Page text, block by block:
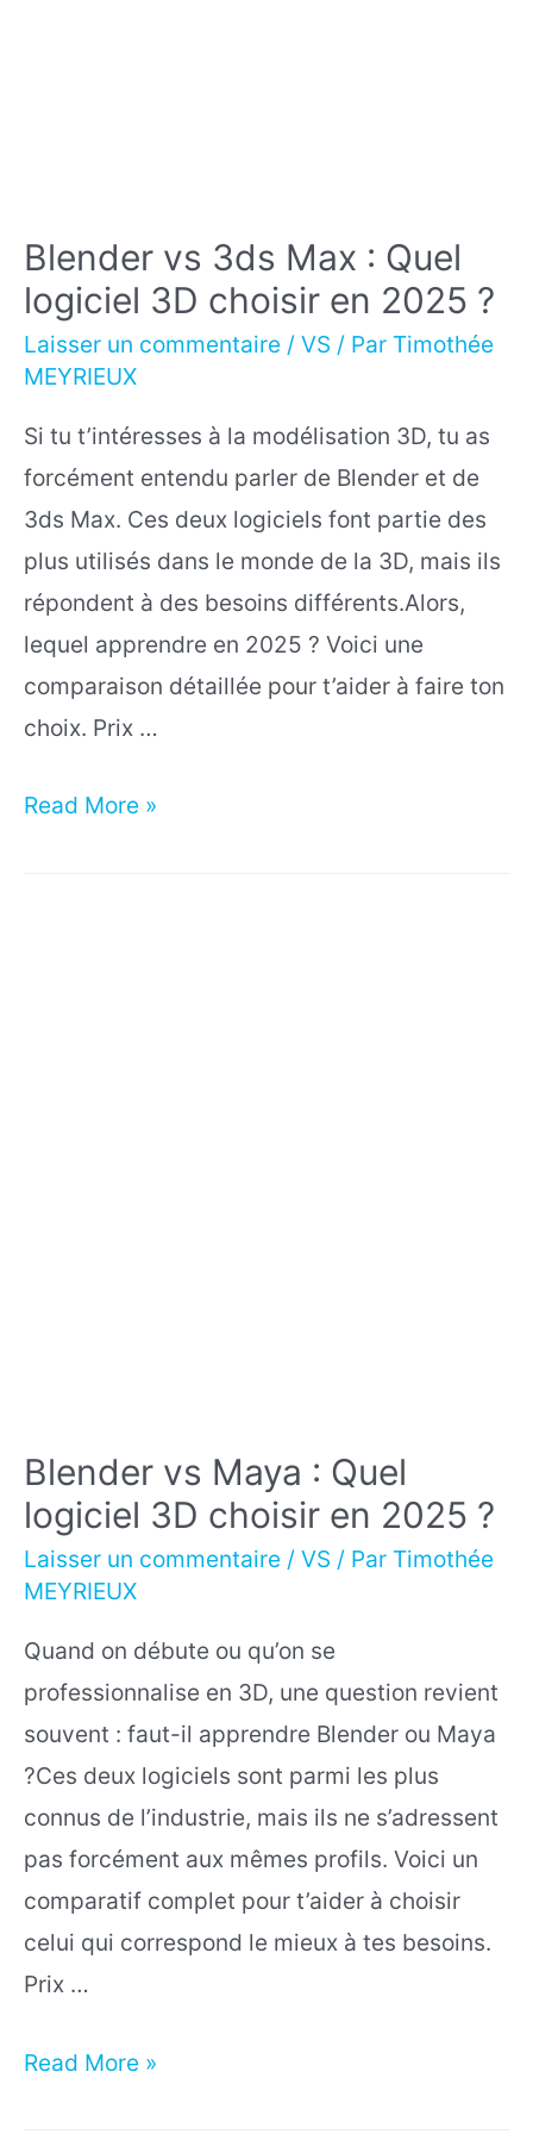
Blender vs 3ds Max : Quel
logiciel 3D choisir en 2025 ?
Laisser un commentaire / VS / Par Timothée
MEYRIEUX
Si tu t’intéresses à la modélisation 3D, tu as
forcément entendu parler de Blender et de
3ds Max. Ces deux logiciels font partie des
plus utilisés dans le monde de la 3D, mais ils
répondent à des besoins différents.Alors,
lequel apprendre en 2025 ? Voici une
comparaison détaillée pour t’aider à faire ton
choix. Prix …
Blender
Read More »
Blender vs Maya : Quel
logiciel 3D choisir en 2025 ?
Laisser un commentaire / VS / Par Timothée
MEYRIEUX
Quand on débute ou qu’on se
professionnalise en 3D, une question revient
souvent : faut-il apprendre Blender ou Maya
?Ces deux logiciels sont parmi les plus
connus de l’industrie, mais ils ne s’adressent
pas forcément aux mêmes profils. Voici un
comparatif complet pour t’aider à choisir
celui qui correspond le mieux à tes besoins.
Prix …
Blender
Read More »